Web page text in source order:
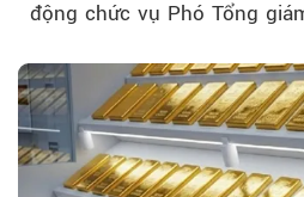
động chức vụ Phó Tổng